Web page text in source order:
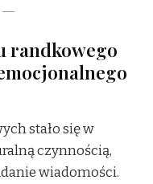
randkowego
stało się w
czynnością,
wiadomości.